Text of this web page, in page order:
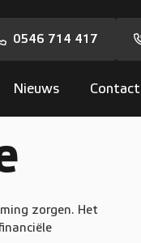
0546 714 417
Nieuws Contact
zorgen. Het